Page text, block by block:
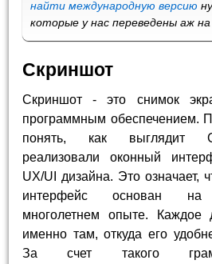
найти международную версию
которые у нас переведены аж
Скриншот
Скриншот - это снимок
программным обеспечением.
понять, как выглядит
реализовали оконный
UX/UI дизайна. Это означает,
интерфейс основан на
многолетнем опыте. Каждое
именно там, откуда его
За счет такого